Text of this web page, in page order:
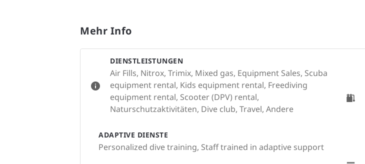
Mehr Info
DIENSTLEISTUNGEN
Air Fills, Nitrox, Trimix, Mixed gas, Equipment Sales, Scuba
equipment rental, Kids equipment rental, Freediving
equipment rental, Scooter (DPV) rental,
Naturschutzaktivitäten, Dive club, Travel, Andere
ADAPTIVE DIENSTE
Personalized dive training, Staff trained in adaptive support